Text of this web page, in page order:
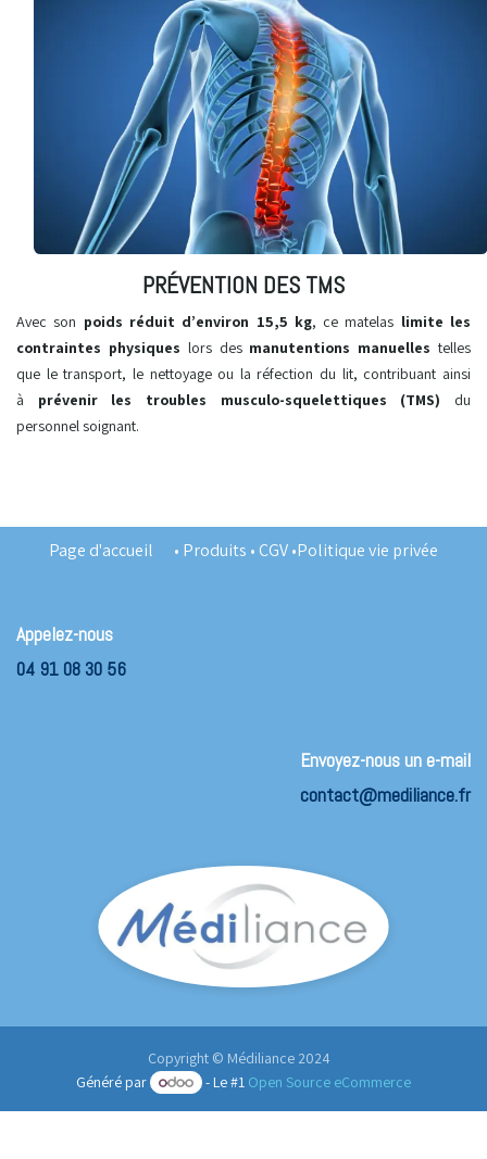
PRÉVENTION DES TMS
Avec son poids réduit d’environ 15,5 kg, ce matelas limite les
contraintes physiques lors des manutentions manuelles telles
que le transport, le nettoyage ou la réfection du lit, contribuant ainsi
à prévenir les troubles musculo-squelettiques (TMS) du
personnel soignant.
Page d'accueil • Produits •CGV•Politique vie privée
Appelez-nous
04 91 08 30 56
Envoyez-nous un e-mail
contact@mediliance.fr
Copyright © Médiliance 2024​
Généré par
- Le #1 Open Source eCommerce